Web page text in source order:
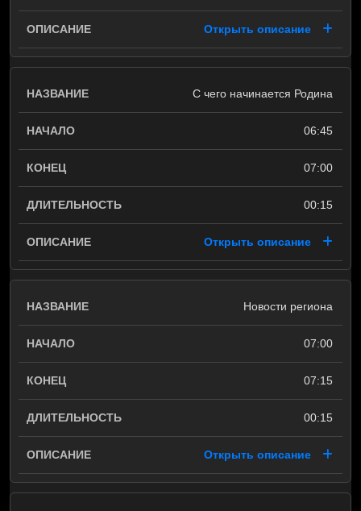
Открыть описание
С чего начинается Родина
06:45
07:00
00:15
Открыть описание
Новости региона
07:00
07:15
00:15
Открыть описание